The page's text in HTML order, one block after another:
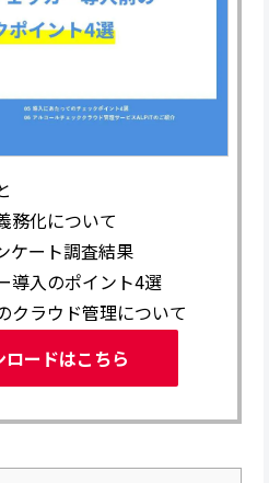
務化について
ケート調査結果
導入のポイント4選
クラウド管理について
ードはこちら